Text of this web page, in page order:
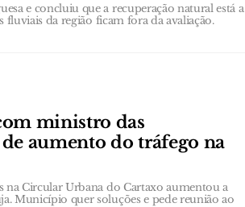
e concluiu que a recuperação natural está a
fluviais da região ficam fora da avaliação.
ministro das
aumento do tráfego na
na Circular Urbana do Cartaxo aumentou a
Município quer soluções e pede reunião ao